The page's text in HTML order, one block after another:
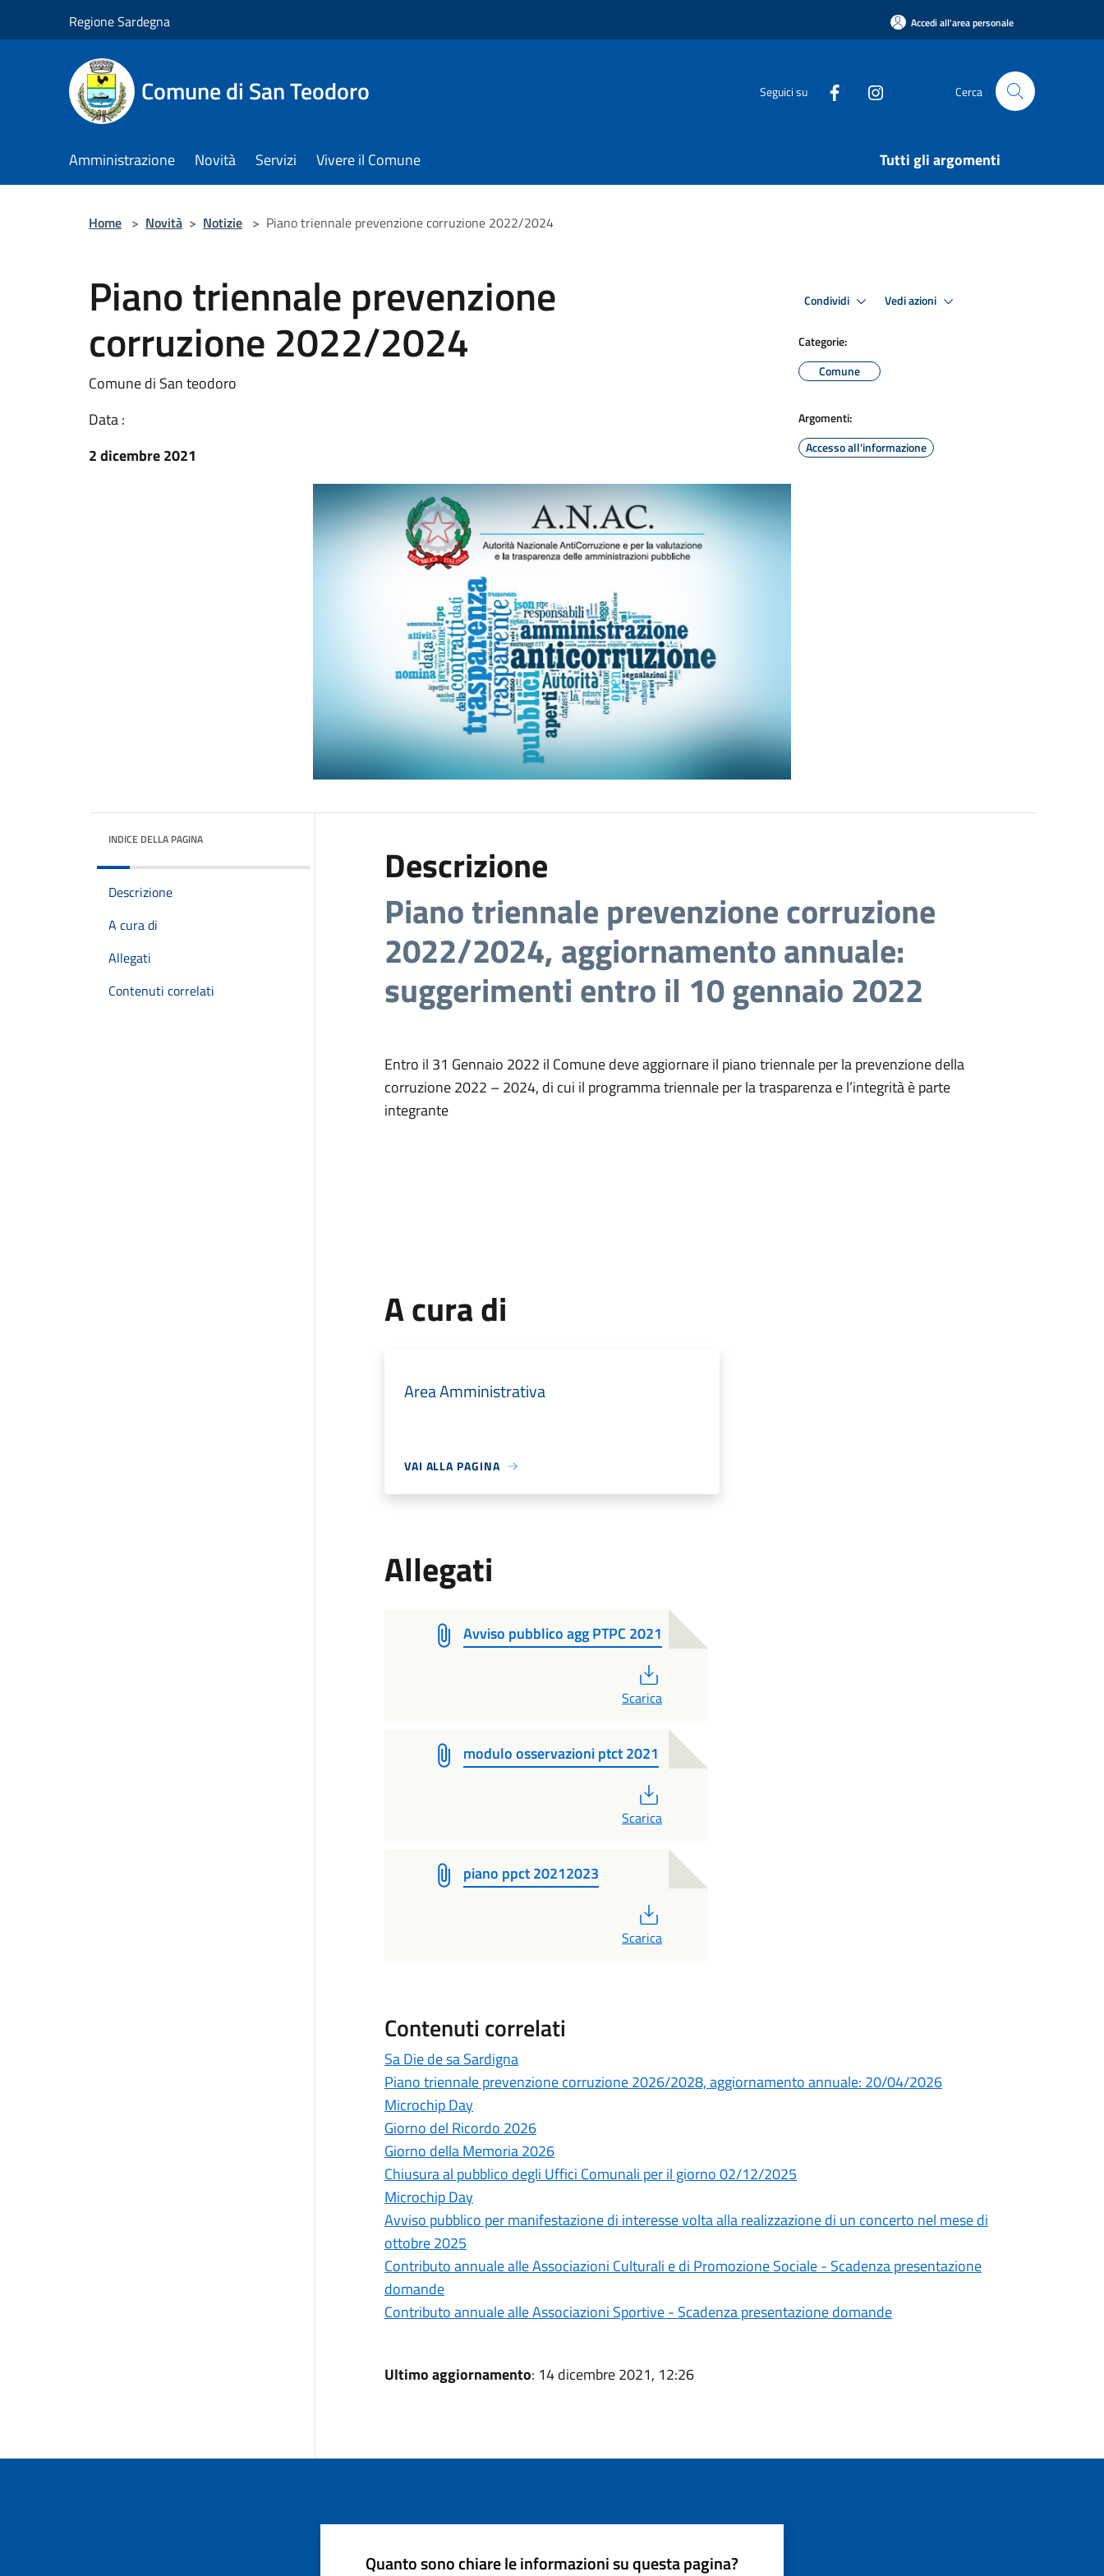
Regione Sardegna Accedi all'area personale
Comune di San Teodoro Seguici su Cerca
Amministrazione Novità Servizi Vivere il Comune Tutti gli argomenti
Home > Novità > Notizie > Piano triennale prevenzione corruzione 2022/2024
Piano triennale prevenzione
corruzione 2022/2024
Comune di San teodoro
Data :
2 dicembre 2021
Condividi Vedi azioni
Categorie:
Comune
Argomenti:
Accesso all'informazione
INDICE DELLA PAGINA
Descrizione
A cura di
Allegati
Contenuti correlati
Descrizione
Piano triennale prevenzione corruzione
2022/2024, aggiornamento annuale:
suggerimenti entro il 10 gennaio 2022
Entro il 31 Gennaio 2022 il Comune deve aggiornare il piano triennale per la prevenzione della
corruzione 2022 – 2024, di cui il programma triennale per la trasparenza e l’integrità è parte
integrante
A cura di
Area Amministrativa
VAI ALLA PAGINA
Allegati
Avviso pubblico agg PTPC 2021
Scarica
modulo osservazioni ptct 2021
Scarica
piano ppct 20212023
Scarica
Contenuti correlati
Sa Die de sa Sardigna
Piano triennale prevenzione corruzione 2026/2028, aggiornamento annuale: 20/04/2026
Microchip Day
Giorno del Ricordo 2026
Giorno della Memoria 2026
Chiusura al pubblico degli Uffici Comunali per il giorno 02/12/2025
Microchip Day
Avviso pubblico per manifestazione di interesse volta alla realizzazione di un concerto nel mese di
ottobre 2025
Contributo annuale alle Associazioni Culturali e di Promozione Sociale - Scadenza presentazione
domande
Contributo annuale alle Associazioni Sportive - Scadenza presentazione domande
Ultimo aggiornamento: 14 dicembre 2021, 12:26
Quanto sono chiare le informazioni su questa pagina?